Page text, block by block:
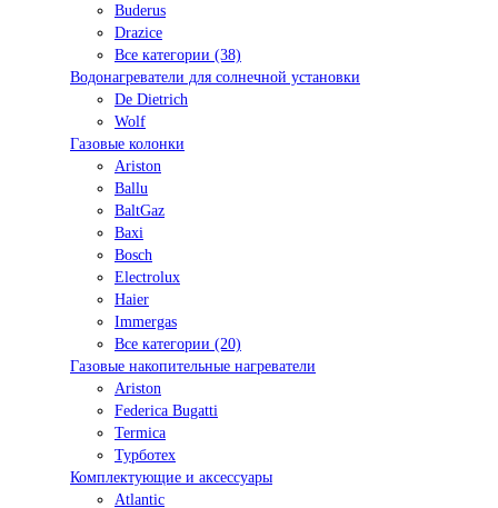
Buderus
Drazice
Все категории (38)
Водонагреватели для солнечной установки
De Dietrich
Wolf
Газовые колонки
Ariston
Ballu
BaltGaz
Baxi
Bosсh
Electrolux
Haier
Immergas
Все категории (20)
Газовые накопительные нагреватели
Ariston
Federica Bugatti
Termica
Турботех
Комплектующие и аксессуары
Atlantic